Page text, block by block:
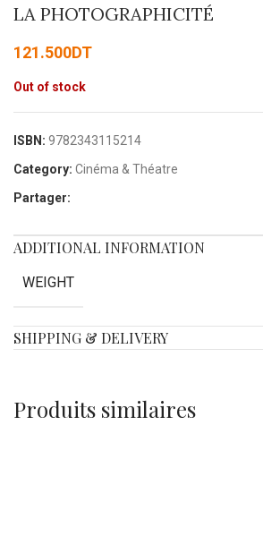
LA PHOTOGRAPHICITÉ
121.500DT
Out of stock
ISBN: 9782343115214
Category: Cinéma & Théatre
Partager:
ADDITIONAL INFORMATION
WEIGHT
SHIPPING & DELIVERY
Produits similaires